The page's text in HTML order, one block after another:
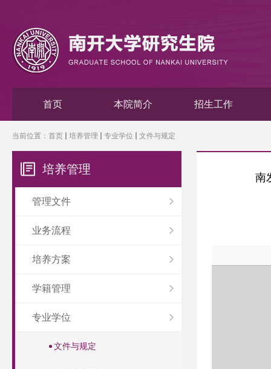
首页 本院简介 招生工作
当前位置： 首页 培养管理 专业学位 文件与规定
培养管理
管理文件
业务流程
培养方案
学籍管理
专业学位
文件与规定
南